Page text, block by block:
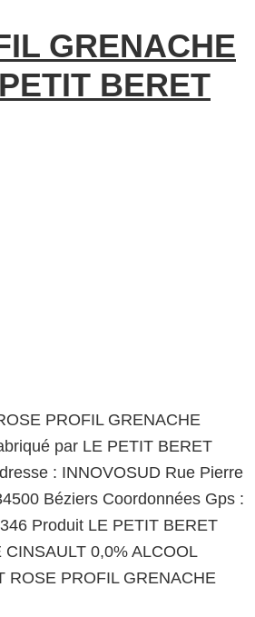
GRENACHE
BERET
PROFIL GRENACHE
par LE PETIT BERET
: INNOVOSUD Rue Pierre
Béziers Coordonnées Gps :
Produit LE PETIT BERET
0,0% ALCOOL
PROFIL GRENACHE